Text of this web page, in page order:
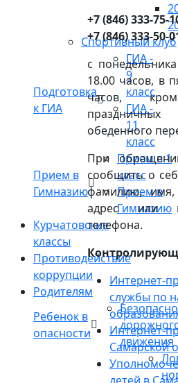
Спортивный клуб
Подготовка
к ГИА
ГИА -
9
класс
ГИА -
11
класс
Прием в
Гимназию
Прием в 1
класс
Прием в
Гимназию
Курчатовские
классы
Противодействие
коррупции
Родителям
Ребенок в
опасности
движения
+7 (846) 333-75-
+7 (846) 333-50-
с
18.00 часов, в
часов,
обеденного
При
сообщить о
фамилию, имя,
адрес или
телефона.
Интернет-
службы по
Интернет-
Самарской